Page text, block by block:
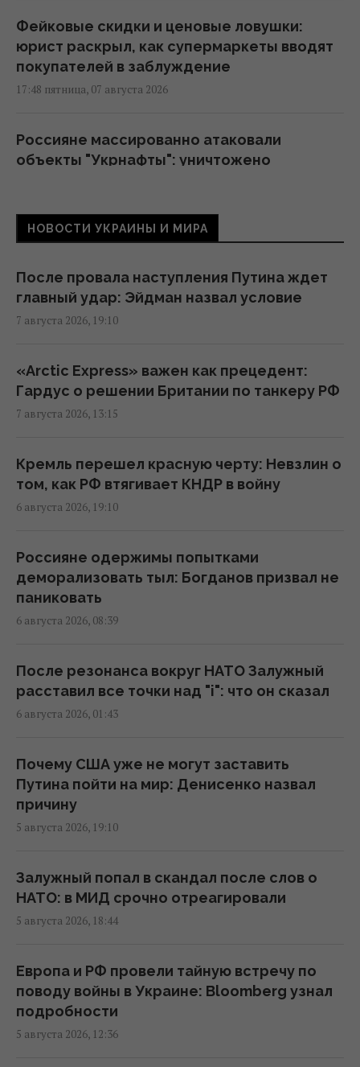
Фейковые скидки и ценовые ловушки:
юрист раскрыл, как супермаркеты вводят
покупателей в заблуждение
17:48 пятница, 07 августа 2026
Россияне массированно атаковали
объекты "Укрнафты": уничтожено
кассе: что делать, если цена в чеке выше
ценника
16:18 пятница, 07 августа 2026
Без пересмотра прайс-кэпов Украине
будет сложнее импортировать
электроэнергию зимой, – Центр Разумкова
Нацбанк ужесточил гривню к евро:
официальный курс валют на понедельник
Действительно ли семейная упаковка
выгодна: эксперты раскрыли неочевидный
нюанс
"Укрзализныця" меняет маршруты ряда
поездов
В Украине стремительно дорожает
аренда: Киев среди лидеров
13:51 пятница, 07 августа 2026
В Украине выпустят памятную монету в
честь Иоанна Павла II
13:15 пятница, 07 августа 2026
Блокировка портов уже привела к
остановке работы предприятий, – СМИ
12:53 пятница, 07 августа 2026
НОВОСТИ УКРАИНЫ И МИРА
После провала наступления Путина ждет
главный удар: Эйдман назвал условие
7 августа 2026, 19:10
«Arctic Express» важен как прецедент:
Гардус о решении Британии по танкеру РФ
7 августа 2026, 13:15
Кремль перешел красную черту: Невзлин о
том, как РФ втягивает КНДР в войну
6 августа 2026, 19:10
Россияне одержимы попытками
деморализовать тыл: Богданов призвал не
паниковать
6 августа 2026, 08:39
После резонанса вокруг НАТО Залужный
расставил все точки над "i": что он сказал
6 августа 2026, 01:43
Почему США уже не могут заставить
Путина пойти на мир: Денисенко назвал
причину
5 августа 2026, 19:10
Залужный попал в скандал после слов о
НАТО: в МИД срочно отреагировали
5 августа 2026, 18:44
Европа и РФ провели тайную встречу по
поводу войны в Украине: Bloomberg узнал
подробности
5 августа 2026, 12:36